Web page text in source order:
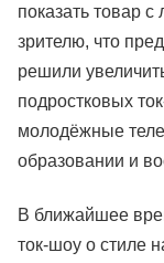
показать товар
зрителю, что
решили
подростковых
молодёжные
образовании и
В ближайшее
ток-шоу о стиле